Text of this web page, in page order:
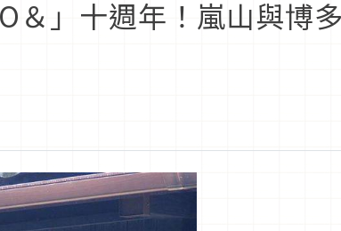
＆」十週年！嵐山與博